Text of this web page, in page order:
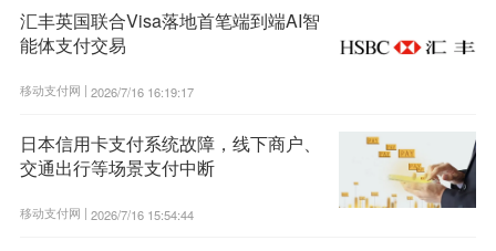
汇丰英国联合Visa落地首笔端到端AI智
能体支付交易
移动支付网 | 2026/7/16 16:19:17
日本信用卡支付系统故障，线下商户、
交通出行等场景支付中断
移动支付网 | 2026/7/16 15:54:44